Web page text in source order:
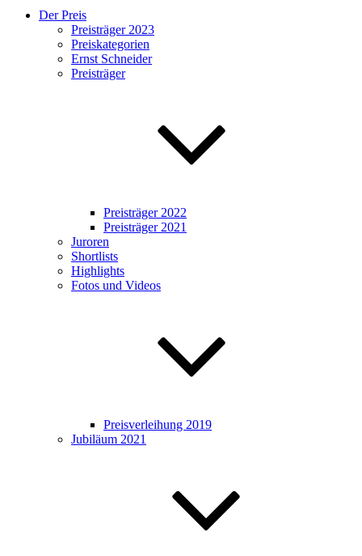
Der Preis
Preisträger 2023
Preiskategorien
Ernst Schneider
Preisträger
Preisträger 2022
Preisträger 2021
Juroren
Shortlists
Highlights
Fotos und Videos
Preisverleihung 2019
Jubiläum 2021